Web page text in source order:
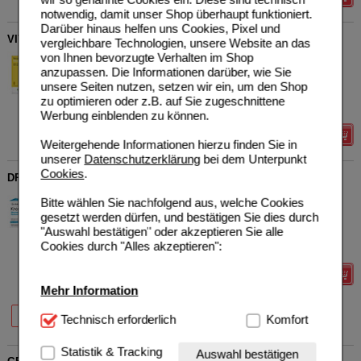
notwendig, damit unser Shop überhaupt funktioniert.
Darüber hinaus helfen uns Cookies, Pixel und
vergleichbare Technologien, unsere Website an das
von Ihnen bevorzugte Verhalten im Shop
anzupassen. Die Informationen darüber, wie Sie
unsere Seiten nutzen, setzen wir ein, um den Shop
zu optimieren oder z.B. auf Sie zugeschnittene
Werbung einblenden zu können.
Weitergehende Informationen hierzu finden Sie in
unserer Datenschutzerklärungbei dem Unterpunkt
Cookies.
Bitte wählen Sie nachfolgend aus, welche Cookies
gesetzt werden dürfen, und bestätigen Sie dies durch
"Auswahl bestätigen" oder akzeptieren Sie alle
Cookies durch "Alles akzeptieren":
Mehr Information
Technisch Notwendig:Hierbei handelt es sich um
Website notwendig sind (z.B. Navigation, Warenkorb,
Technisch erforderlich Komfort
Statistik & Tracking Auswahl bestätigen
VITAMIN D3+K2 Pflüger PUR 1.000 I.E./75 µg Kapseln
Homöopathisches
Laboratorium Alexander
Pflüger GmbH & Co. KG
19160841
120St Kapseln
UVP**
Unser Preis*
Sie sparen 5,50 €
DR.BÖHM Knorpel & Knochen Tabletten
Apomedica Pharmazeutische
Produkte GmbH
19267208
120St Tabletten
UVP**
Unser Preis * 43,92 €
Sie sparen
MHD:
60 St 120 St